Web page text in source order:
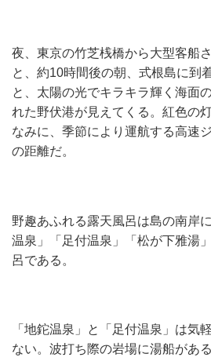
夜、東京の竹芝桟橋から大型客船
と、約10時間後の朝、式根島に到
と、太陽の光でキラキラ輝く海面
れた野伏港が見えてくる。紅色の
なみに、季節により運航する高速
の距離だ。
野趣あふれる露天風呂は島の南岸
温泉」「足付温泉」「松が下雅湯
呂である。
「地鉈温泉」と「足付温泉」は気
ない。波打ち際の岩場に湯船があ